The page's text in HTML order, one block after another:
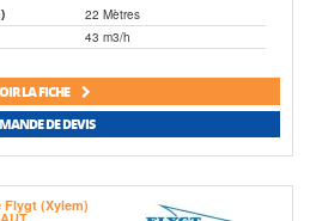
22 Mètres
43 m3/h
LA FICHE
DE DEVIS